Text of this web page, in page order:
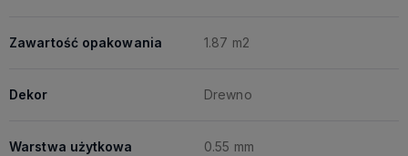
Zawartość opakowania 1.87 m2
Dekor Drewno
Warstwa użytkowa 0.55 mm